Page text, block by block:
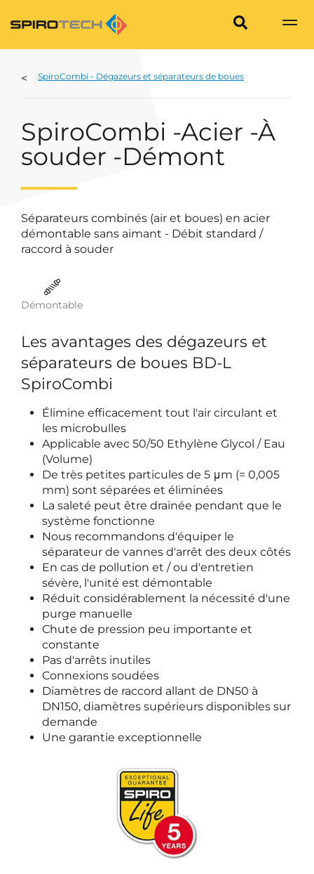
SpiroCombi - Dégazeurs et séparateurs de boues
SpiroCombi -Acier -À
souder -Démont
Séparateurs combinés (air et boues) en acier
démontable sans aimant - Débit standard /
raccord à souder
Démontable
Les avantages des dégazeurs et
séparateurs de boues BD-L
SpiroCombi
Élimine efficacement tout l'air circulant et
les microbulles
Applicable avec 50/50 Ethylène Glycol / Eau
(Volume)
De très petites particules de 5 μm (= 0,005
mm) sont séparées et éliminées
La saleté peut être drainée pendant que le
système fonctionne
Nous recommandons d'équiper le
séparateur de vannes d'arrêt des deux côtés
En cas de pollution et / ou d'entretien
sévère, l'unité est démontable
Réduit considérablement la nécessité d'une
purge manuelle
Chute de pression peu importante et
constante
Pas d'arrêts inutiles
Connexions soudées
Diamètres de raccord allant de DN50 à
DN150, diamètres supérieurs disponibles sur
demande
Une garantie exceptionnelle